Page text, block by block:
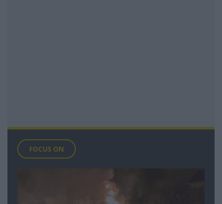
FOCUS ON